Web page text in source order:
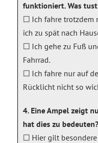
funktioniert. Was
☐ Ich fahre trotzdem
ich zu spät nach
☐ Ich gehe zu Fuß
Fahrrad.
☐ Ich fahre nur auf
Rücklicht nicht so
4. Eine Ampel zeigt
hat dies zu bedeuten?
☐ Hier gilt besondere